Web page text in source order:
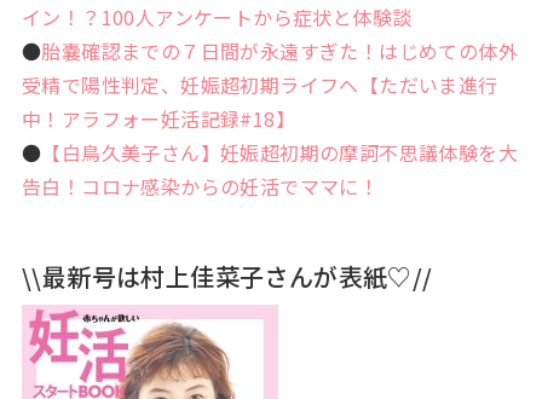
イン！？100人アンケートから症状と体験談
●胎嚢確認までの７日間が永遠すぎた！はじめての体外
受精で陽性判定、妊娠超初期ライフへ【ただいま進行
中！アラフォー妊活記録#18】
● 【白鳥久美子さん】妊娠超初期の摩訶不思議体験を大
告白！コロナ感染からの妊活でママに！
\\最新号は村上佳菜子さんが表紙♡//